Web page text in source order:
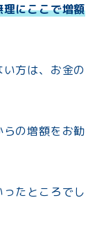
にここで増額
方は、お金の
の増額をお勧
ったところでし